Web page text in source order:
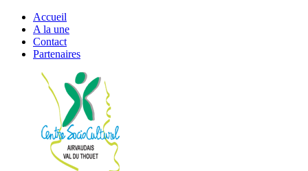
Accueil
A la une
Contact
Partenaires